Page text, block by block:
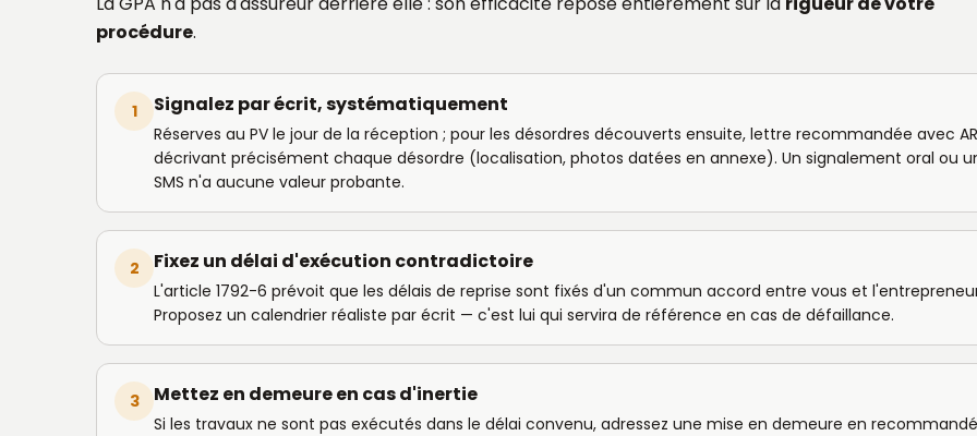
procédure.
1 Signalez par écrit, systématiquement
Réserves au PV le jour de la réception ; pour les désordres découverts ensuite, lettre recommandée avec AR
décrivant précisément chaque désordre (localisation, photos datées en annexe). Un signalement oral ou
SMS n'a aucune valeur probante.
2 Fixez un délai d'exécution contradictoire
L'article 1792-6 prévoit que les délais de reprise sont fixés d'un commun accord entre vous et
Proposez un calendrier réaliste par écrit — c'est lui qui servira de référence en cas de défaillance.
3 Mettez en demeure en cas d'inertie
Si les travaux ne sont pas exécutés dans le délai convenu, adressez une mise en demeure en recommandé